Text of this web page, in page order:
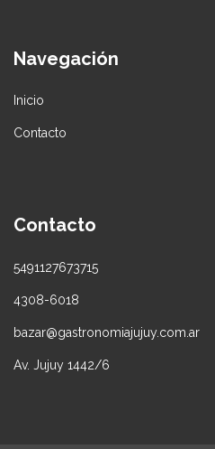
Navegación
Inicio
Contacto
Contacto
5491127673715
4308-6018
bazar@gastronomiajujuy.com.ar
Av. Jujuy 1442/6